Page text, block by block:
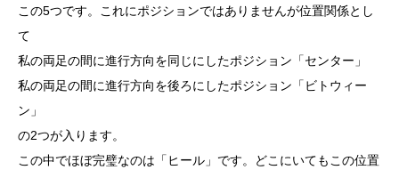
この5つです。これにポジションではありませんが位置関係とし
て
私の両足の間に進行方向を同じにしたポジション「センター」
私の両足の間に進行方向を後ろにしたポジション「ビトウィー
ン」
の2つが入ります。
この中でほぼ完璧なのは「ヒール」です。どこにいてもこの位置